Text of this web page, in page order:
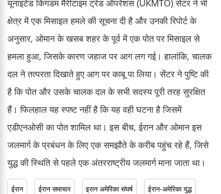
यूनाइटेड किंगडम मैरीटाइम ट्रेड ऑपरेशंस (UKMTO) सेंटर ने भी
क्षेत्र में एक मिसाइल हमले की सूचना दी है और उनकी रिपोर्ट के
अनुसार, ओमान के खसब शहर के पूर्व में एक पोत पर मिसाइल से
हमला हुआ, जिसके कारण जहाज पर आग लग गई। हालांकि, चालक
दल ने तत्परता दिखाते हुए आग पर काबू पा लिया। सेंटर ने पुष्टि की
है कि पोत और उसके चालक दल के सभी सदस्य पूरी तरह सुरक्षित
हैं। फिलहाल यह स्पष्ट नहीं है कि यह वही घटना है जिसमें
एडीएनओसी का पोत शामिल था। इस बीच, ईरान और ओमान इस
जलमार्ग के प्रबंधन के लिए एक समझौते के करीब पहुंच रहे हैं, जिसे
युद्ध की स्थिति से पहले एक अंतरराष्ट्रीय जलमार्ग माना जाता था।
ईरान ईरान समाचार इरान अमेरिका संघर्ष ईरान-अमेरिका युद्ध